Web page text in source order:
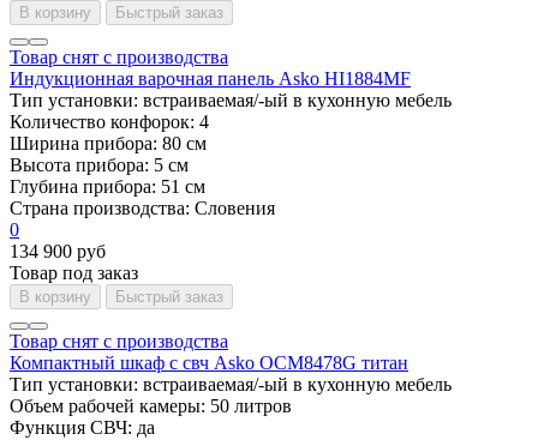
В корзину Быстрый заказ
Товар снят с производства
Индукционная варочная панель Asko HI1884MF
Тип установки: встраиваемая/-ый в кухонную мебель
Количество конфорок: 4
Ширина прибора: 80 см
Высота прибора: 5 см
Глубина прибора: 51 см
Страна производства: Словения
0
134 900 руб
Товар под заказ
В корзину Быстрый заказ
Товар снят с производства
Компактный шкаф с свч Asko OCM8478G титан
Тип установки: встраиваемая/-ый в кухонную мебель
Объем рабочей камеры: 50 литров
Функция СВЧ: да